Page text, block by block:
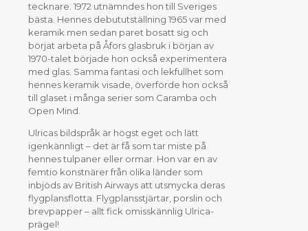
tecknare. 1972 utnämndes hon till Sveriges
bästa. Hennes debututställning 1965 var med
keramik men sedan paret bosatt sig och
börjat arbeta på Åfors glasbruk i början av
1970-talet började hon också experimentera
med glas. Samma fantasi och lekfullhet som
hennes keramik visade, överförde hon också
till glaset i många serier som Caramba och
Open Mind.
Ulricas bildspråk är högst eget och lätt
igenkännligt – det är få som tar miste på
hennes tulpaner eller ormar. Hon var en av
femtio konstnärer från olika länder som
inbjöds av British Airways att utsmycka deras
flygplansflotta. Flygplansstjärtar, porslin och
brevpapper – allt fick omisskännlig Ulrica-
prägel!